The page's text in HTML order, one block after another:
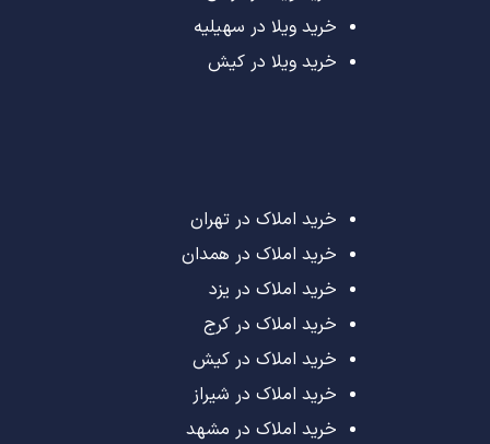
خرید ویلا در سهیلیه
خرید ویلا در کیش
خرید املاک در تهران
خرید املاک در همدان
خرید املاک در یزد
خرید املاک در کرج
خرید املاک در کیش
خرید املاک در شیراز
خرید املاک در مشهد